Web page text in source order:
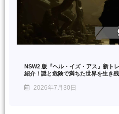
NSW2 版『ヘル・イズ・アス』新ト
紹介！謎と危険で満ちた世界を生き残
2026年7月30日